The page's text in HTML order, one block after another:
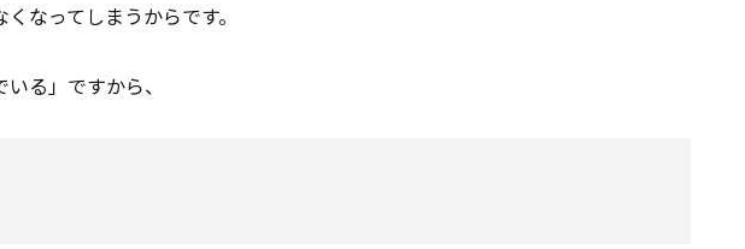
なってしまうからです。
る」ですから、